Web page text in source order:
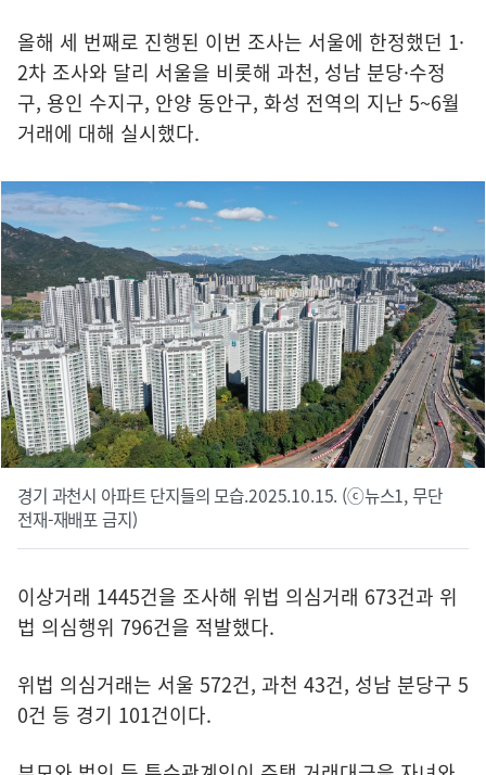
올해 세 번째로 진행된 이번 조사는 서울에 한정했던 1·
2차 조사와 달리 서울을 비롯해 과천, 성남 분당·수정
구, 용인 수지구, 안양 동안구, 화성 전역의 지난 5~6월
거래에 대해 실시했다.
경기 과천시 아파트 단지들의 모습.2025.10.15. (ⓒ뉴스1, 무단
전재-재배포 금지)
이상거래 1445건을 조사해 위법 의심거래 673건과 위
법 의심행위 796건을 적발했다.
위법 의심거래는 서울 572건, 과천 43건, 성남 분당구 5
0건 등 경기 101건이다.